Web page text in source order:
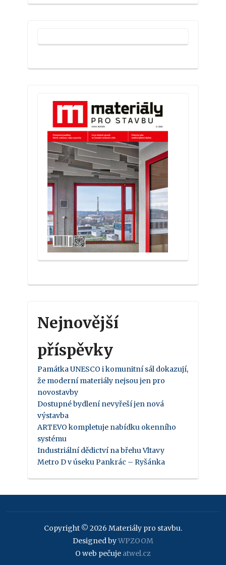
Nejnovější
příspěvky
Památka UNESCO i komunitní sál dokazují,
že moderní materiály nejsou jen pro
novostavby
Dostupné bydlení nevyřeší jen nová
výstavba
ARTEVO kompletuje nabídku okenního
systému
Industriální dědictví na břehu Vltavy
Metro D v úseku Pankrác – Ryšánka
Copyright © 2026 Materiály pro stavbu.
Designed byWPZOOM
O web pečuje atwel.cz